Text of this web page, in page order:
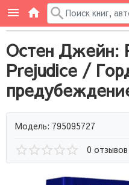
Остен Джейн:
Prejudice /
Модель: 795095727
0 отзывов